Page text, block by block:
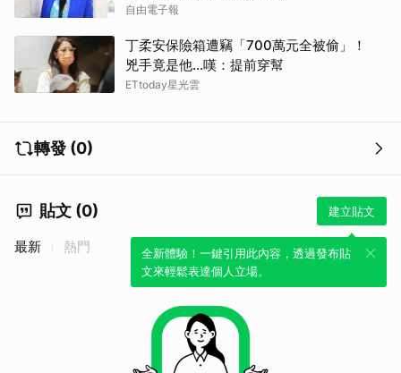
自由電子報
丁柔安保險箱遭竊「700萬元全被偷」！
兇手竟是他...嘆：提前穿幫
ETtoday星光雲
轉發 (0)
貼文 (0) 建立貼文
全新體驗！一鍵引用此內容，透過發布貼
文來輕鬆表達個人立場。
最新 熱門